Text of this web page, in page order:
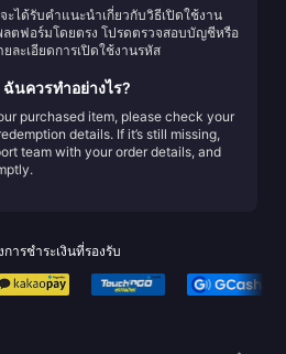
ะได้รับคำแนะนำเกี่ยวกับวิธีเปิดใช้งาน
ตฟอร์มโดยตรง โปรดตรวจสอบบัญชีหรือ
ละเอียดการเปิดใช้งานรหัส
นควรทำอย่างไร?
purchased item, please check your
details. If it’s still missing,
team with your order details, and
ารชำระเงินที่รองรับ